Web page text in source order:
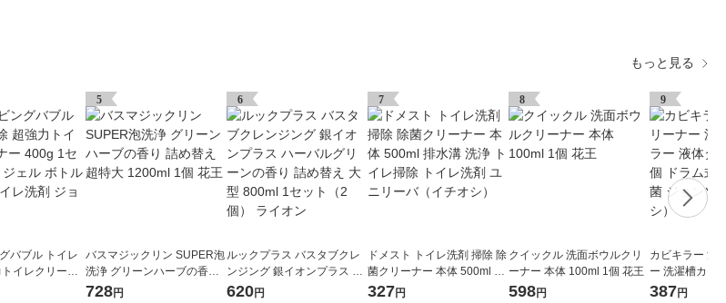
もっと見る
バブル トイレ
イレクリーナ
ト(3本) ジェル
5
バスマジックリン SUPER泡
洗浄 グリーンハーブの香り
詰め替え 超特大 1200ml 1個
728円
6
ルックプラス バスタブクレ
ンジング 銀イオンプラス ハ
ーバルグリーンの香り 詰め
620円
7
ドメスト トイレ洗剤 掃除 除
菌クリーナー 本体 500ml 排
水溝 洗浄 トイレ掃除 トイレ
327円
8
クイックル 洗面ボウルクリ
ーナー 本体 100ml 1個 花王
598円
9
カビキラー 洗
ー 洗濯槽カビ
イプ 550g 1個
387円